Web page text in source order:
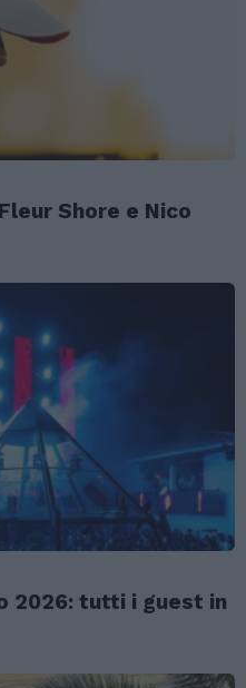
Shore e Nico
2026: tutti i guest in